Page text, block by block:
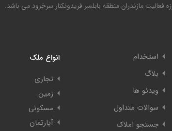
فعالیت مازندران منطقه بابلسر فریدونکنار سرخرود می باشد.
استخدام
بلاگ
ویدئو ها
سوالات متداول
جستجو املاک
انواع ملک
تجاری
زمین
مسکونی
آپارتمان